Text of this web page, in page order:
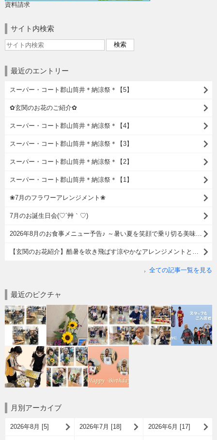
資料請求
サイト内検索
最近のエントリー
スーパー・コート郡山筒井＊納涼祭＊【5】
✿玄関のお花のご紹介✿
スーパー・コート郡山筒井＊納涼祭＊【4】
スーパー・コート郡山筒井＊納涼祭＊【3】
スーパー・コート郡山筒井＊納涼祭＊【2】
スーパー・コート郡山筒井＊納涼祭＊【1】
❀7月のフラワーアレンジメント❀
7月のお誕生日会(♡´艸｀♡)
全ての記事一覧を見る
最近のピクチャ
月別アーカイブ
2026年8月 [5] 2026年7月 [18] 2026年6月 [17]